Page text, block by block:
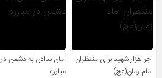
اجر هزار شهید برای منتظران
امام زمان(عج)
امان ندادن به دشمن در
مبارزه